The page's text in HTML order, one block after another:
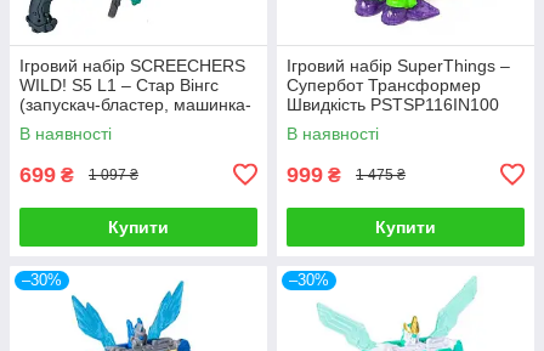
Ігровий набір SCREECHERS
WILD! S5 L1 – Стар Вінгс
(запускач-бластер, машинка-
трансформер) EU686113
В наявності
699 ₴ 1 097 ₴
Купити
Ігровий набір SuperThings –
Супербот Трансформер
Швидкість PSTSP116IN100
В наявності
999 ₴ 1 475 ₴
Купити
–30% –30%